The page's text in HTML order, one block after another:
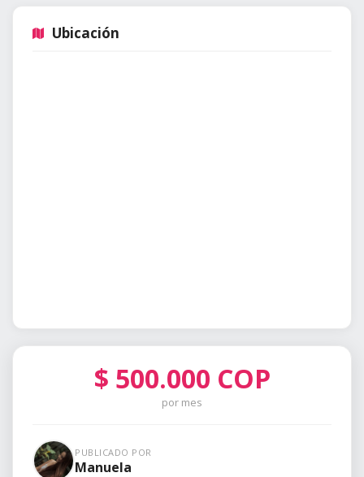
Ubicación
$ 500.000 COP
por mes
PUBLICADO POR
Manuela